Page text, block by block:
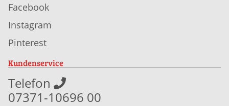
Facebook
Instagram
Pinterest
Kundenservice
Telefon
07371-10696 00